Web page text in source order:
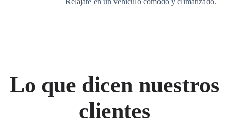
Lo que dicen nuestros
clientes